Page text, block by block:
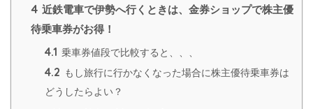
4 近鉄電車で伊勢へ行くときは、金券ショップで株主優
待乗車券がお得！
4.1 乗車券値段で比較すると、、、
4.2 もし旅行に行かなくなった場合に株主優待乗車券は
どうしたらよい？